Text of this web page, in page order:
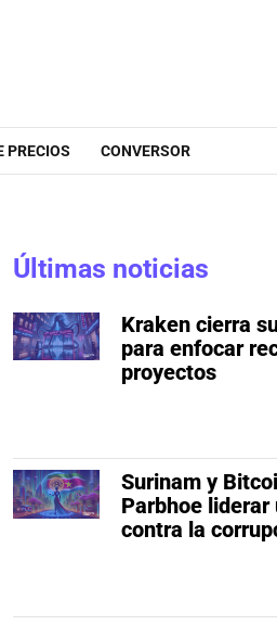
PRECIOS CONVERSOR
Últimas noticias
Kraken cierra
para enfocar
proyectos
Surinam y
Parbhoe
contra la